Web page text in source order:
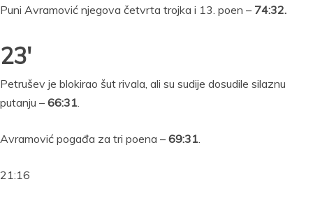
Puni Avramović njegova četvrta trojka i 13. poen – 74:32.
23′
Petrušev je blokirao šut rivala, ali su sudije dosudile silaznu
putanju – 66:31.
Avramović pogađa za tri poena – 69:31.
21:16